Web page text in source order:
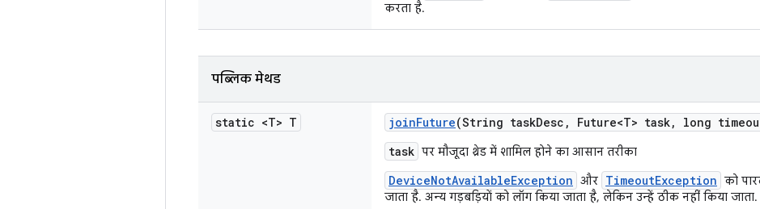
करता है.
पब्लिक मेथड
static <T> T joinFuture(String taskDesc , Future<T> task,
long
task पर मौजूदा थ्रेड में शामिल होने का आसान तरीका
DeviceNotAvailableException और TimeoutException को
जाता है. अन्य गड़बड़ियों को लॉग किया जाता है, लेकिन उन्हें ठीक नहीं किया जाता.